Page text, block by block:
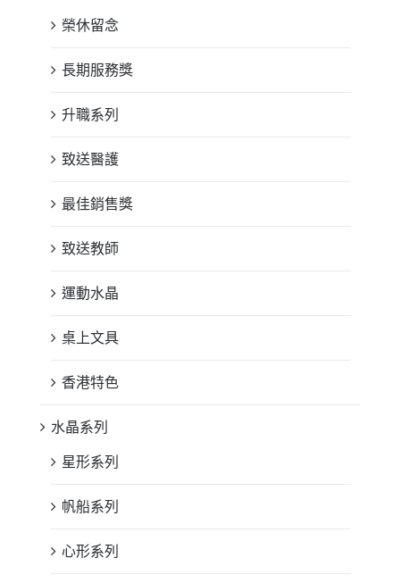
榮休留念
長期服務獎
升職系列
致送醫護
最佳銷售獎
致送教師
運動水晶
桌上文具
香港特色
水晶系列
星形系列
帆船系列
心形系列